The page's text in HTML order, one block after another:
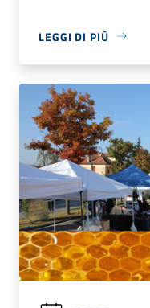
LEGGI DI PIÙ